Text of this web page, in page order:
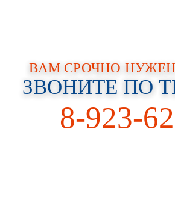
ВАМ СРОЧНО
ЗВОНИТЕ ПО
8-923-